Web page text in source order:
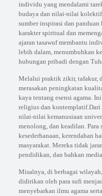
individu yang mendalami
budaya dan nilai-nilai
sumber inspirasi dan
karakter spiritual dan
ajaran tasawuf membantu
lebih dalam, menumbuhkan
hubungan pribadi dengan
Melalui praktik zikir, tafakur,
merasakan peningkatan
kaya tentang esensi agama.
religius dan kontemplatif.Dari
nilai-nilai kemanusiaan
menolong, dan keadilan.
kesederhanaan, kerendahan
masyarakat. Mereka tidak
pendidikan, dan bahkan
Misalnya, di berbagai
didirikan oleh para sufi
menyebarkan ilmu agama